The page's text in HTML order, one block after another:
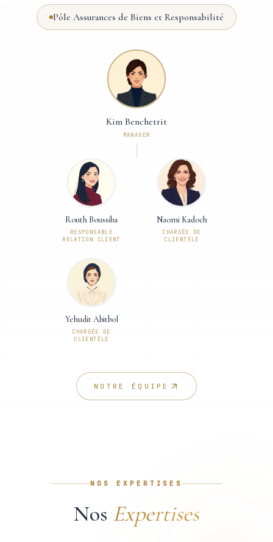
Pôle Assurances de Biens et Responsabilité
Kim Benchetrit
MANAGER
Routh Boussiba
RESPONSABLE
RELATION CLIENT
Naomi Kadoch
CHARGÉE DE
CLIENTÈLE
Yehudit Abitbol
CHARGÉE DE
CLIENTÈLE
NOTRE ÉQUIPE
NOS EXPERTISES
Nos Expertises